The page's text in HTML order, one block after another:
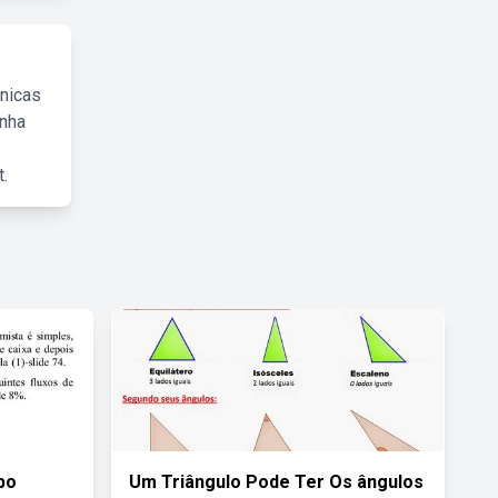
Um Triângulo Pode Ter Os ângulos